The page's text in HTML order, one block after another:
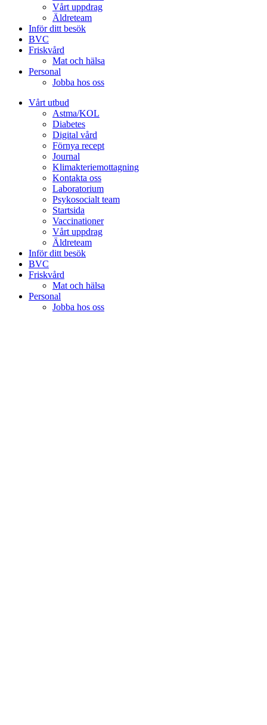
Vårt uppdrag
Äldreteam
Inför ditt besök
BVC
Friskvård
Mat och hälsa
Personal
Jobba hos oss
Vårt utbud
Astma/KOL
Diabetes
Digital vård
Förnya recept
Journal
Klimakteriemottagning
Kontakta oss
Laboratorium
Psykosocialt team
Startsida
Vaccinationer
Vårt uppdrag
Äldreteam
Inför ditt besök
BVC
Friskvård
Mat och hälsa
Personal
Jobba hos oss